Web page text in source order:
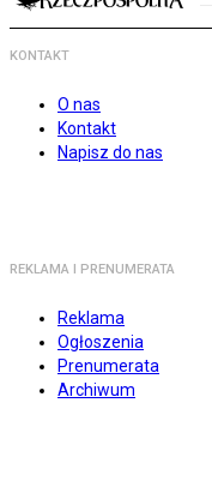
KONTAKT
O nas
Kontakt
Napisz do nas
REKLAMA I PRENUMERATA
Reklama
Ogłoszenia
Prenumerata
Archiwum